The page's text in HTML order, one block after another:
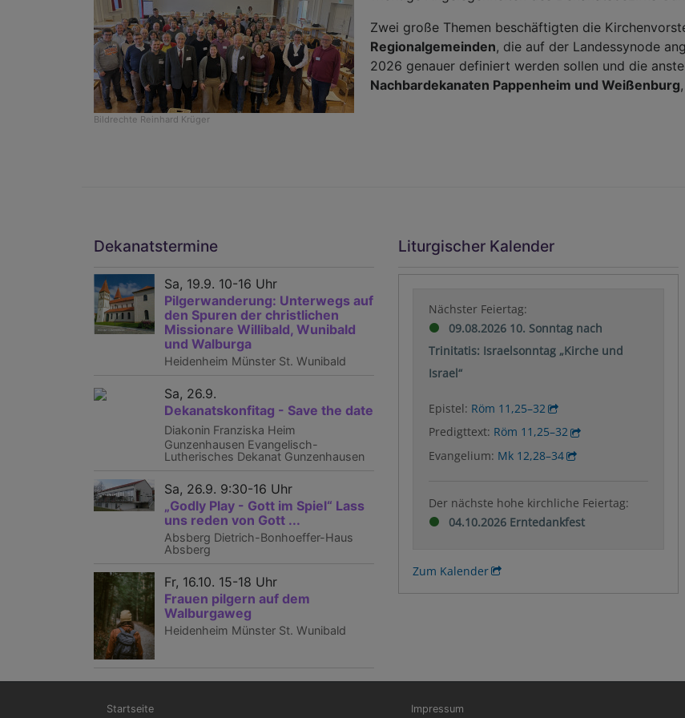
Bildrechte Reinhard Krüger
Zwei große Themen beschäftigten die
Regionalgemeinden, die auf der Landessynode
2026 genauer definiert werden sollen und die
Nachbardekanaten Pappenheim und Weißenburg
Dekanatstermine
Sa, 19.9. 10-16 Uhr
Pilgerwanderung: Unterwegs auf
den Spuren der christlichen
Missionare Willibald, Wunibald
und Walburga
Heidenheim Münster St. Wunibald
Sa, 26.9.
Dekanatskonfitag - Save the date
Diakonin Franziska Heim
Gunzenhausen Evangelisch-
Lutherisches Dekanat Gunzenhausen
Sa, 26.9. 9:30-16 Uhr
„Godly Play - Gott im Spiel“ Lass
uns reden von Gott ...
Absberg Dietrich-Bonhoeffer-Haus
Absberg
Fr, 16.10. 15-18 Uhr
Frauen pilgern auf dem
Walburgaweg
Heidenheim Münster St. Wunibald
Liturgischer Kalender
Nächster Feiertag:
09.08.2026 10. Sonntag nach
Trinitatis: Israelsonntag „Kirche und
Israel“
Epistel: Röm 11,25–32
Predigttext: Röm 11,25–32
Evangelium: Mk 12,28–34
Der nächste hohe kirchliche Feiertag:
04.10.2026 Erntedankfest
Zum Kalender
Hauptnavigation
Startseite Fußbereichsmenü
Impressum